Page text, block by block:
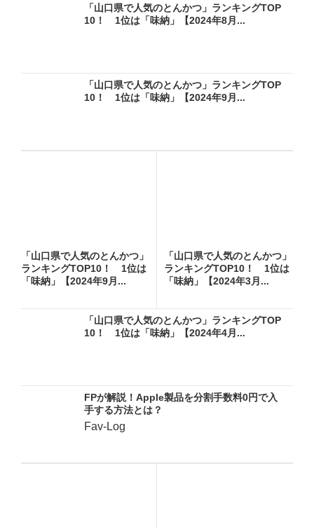
「山口県で人気のとんかつ」ランキングTOP
10！ 1位は「味納」【2024年8月...
「山口県で人気のとんかつ」ランキングTOP
10！ 1位は「味納」【2024年9月...
「山口県で人気のとんかつ」
ランキングTOP10！ 1位は
「味納」【2024年9月...
「山口県で人気のとんかつ」
ランキングTOP10！ 1位は
「味納」【2024年3月...
「山口県で人気のとんかつ」ランキングTOP
10！ 1位は「味納」【2024年4月...
FPが解説！Apple製品を分割手数料0円で入
手する方法とは？
Fav-Log